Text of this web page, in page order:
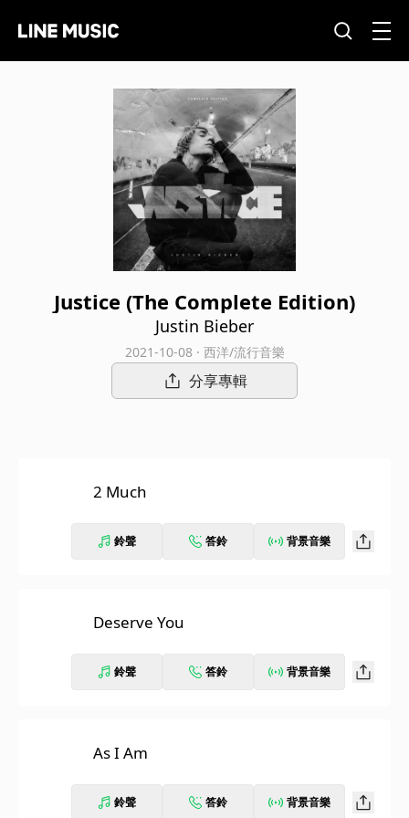
Justice (The Complete Edition)
Justin Bieber
2021-10-08 · 西洋/流行音樂
分享專輯
2 Much
鈴聲 答鈴 背景音樂
Deserve You
鈴聲 答鈴 背景音樂
As I Am
鈴聲 答鈴 背景音樂